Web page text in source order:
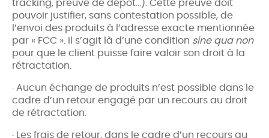
tracking, preuve de dépôt…). Cette preuve doit
pouvoir justifier, sans contestation possible, de
l’envoi des produits à l’adresse exacte mentionnée
par « FCC ». il s’agit là d’une condition sine qua non
pour que le client puisse faire valoir son droit à la
rétractation.
· Aucun échange de produits n’est possible dans le
cadre d’un retour engagé par un recours au droit
de rétractation.
· Les frais de retour, dans le cadre d’un recours au